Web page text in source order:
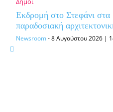
Εκδρομή στο Στεφάνι
παραδοσιακή
Newsroom-8 Αυγούστου 2026 |